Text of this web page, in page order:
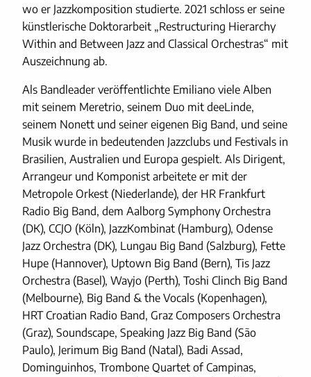
wo er Jazzkomposition studierte. 2021 schloss er seine
künstlerische Doktorarbeit „Restructuring Hierarchy
Within and Between Jazz and Classical Orchestras“ mit
Auszeichnung ab.
Als Bandleader veröffentlichte Emiliano viele Alben
mit seinem Meretrio, seinem Duo mit deeLinde,
seinem Nonett und seiner eigenen Big Band, und seine
Musik wurde in bedeutenden Jazzclubs und Festivals in
Brasilien, Australien und Europa gespielt. Als Dirigent,
Arrangeur und Komponist arbeitete er mit der
Metropole Orkest (Niederlande), der HR Frankfurt
Radio Big Band, dem Aalborg Symphony Orchestra
(DK), CCJO (Köln), JazzKombinat (Hamburg), Odense
Jazz Orchestra (DK), Lungau Big Band (Salzburg), Fette
Hupe (Hannover), Uptown Big Band (Bern), Tis Jazz
Orchestra (Basel), Wayjo (Perth), Toshi Clinch Big Band
(Melbourne), Big Band & the Vocals (Kopenhagen),
HRT Croatian Radio Band, Graz Composers Orchestra
(Graz), Soundscape, Speaking Jazz Big Band (São
Paulo), Jerimum Big Band (Natal), Badi Assad,
Dominguinhos, Trombone Quartet of Campinas,